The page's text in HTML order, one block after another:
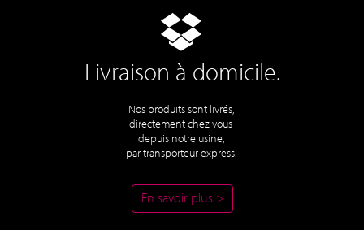
Livraison à domicile.
Nos produits sont livrés,
directement chez vous
depuis notre usine,
par transporteur express.
En savoir plus >